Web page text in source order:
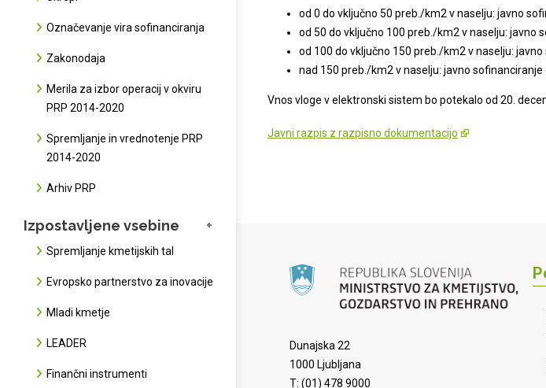
Označevanje vira sofinanciranja
Zakonodaja
Merila za izbor operacij v okviru
PRP 2014-2020
Spremljanje in vrednotenje PRP
2014-2020
Arhiv PRP
Izpostavljene vsebine
Spremljanje kmetijskih tal
Evropsko partnerstvo za inovacije
Mladi kmetje
LEADER
Finančni instrumenti
od 0 do vključno 50 preb./km2 v naselju: javno
od 50 do vključno 100 preb./km2 v naselju: javno
od 100 do vključno 150 preb./km2 v naselju:
nad 150 preb./km2 v naselju: javno sofinanciranje
Vnos vloge v elektronski sistem bo potekalo od 20.
Javni razpis z razpisno dokumentacijo
Dunajska 22
1000 Ljubljana
T: (01) 478 9000